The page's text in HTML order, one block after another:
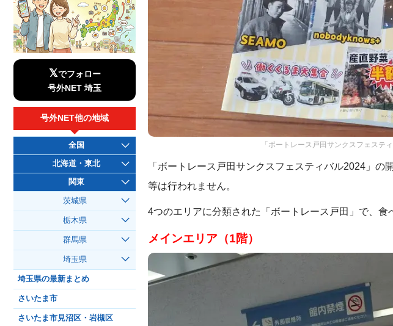
「ボートレース戸田サンクスフェステ
「ボートレース戸田サンクスフェスティバル2024」
等は行われません。
4つのエリアに分類された「ボートレース戸田」で、食
メインエリア（1階）
𝕏でフォロー
号外NET 埼玉
号外NET他の地域
全国
北海道・東北
関東
茨城県
栃木県
群馬県
埼玉県
埼玉県の最新まとめ
さいたま市
さいたま市見沼区・岩槻区